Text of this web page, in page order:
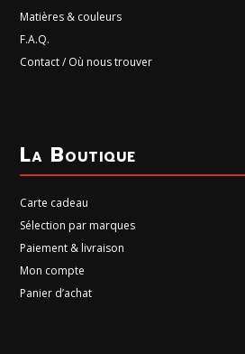
Matières & couleurs
F.A.Q.
Contact / Où nous trouver
La Boutique
Carte cadeau
Sélection par marques
Paiement & livraison
Mon compte
Panier d’achat